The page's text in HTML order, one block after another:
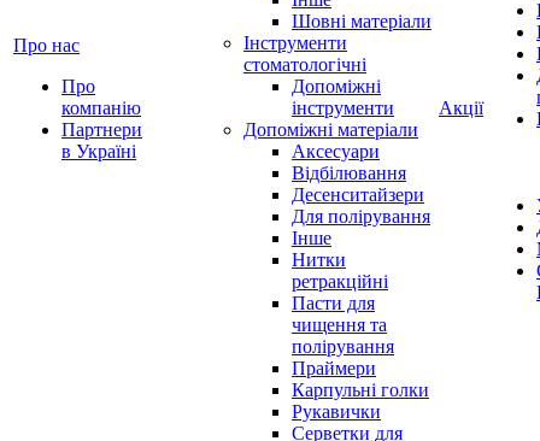
Про нас
Про
компанію
Партнери
в Україні
Шовні матеріали
Інструменти
стоматологічні
Допоміжні
інструменти
Допоміжні матеріали
Аксесуари
Відбілювання
Десенситайзери
Для полірування
Інше
Нитки
ретракційні
Пасти для
чищення та
полірування
Праймери
Карпульні голки
Рукавички
Серветки для
Акції